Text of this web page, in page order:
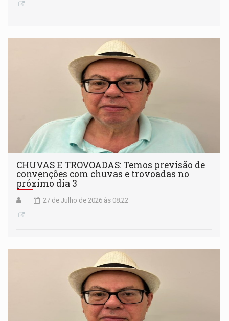
CHUVAS E TROVOADAS: Temos previsão de
convenções com chuvas e trovoadas no
próximo dia 3
27 de Julho de 2026 às 08:22